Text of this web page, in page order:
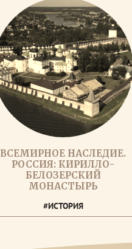
ВСЕМИРНОЕ НАСЛЕДИЕ.
РОССИЯ: КИРИЛЛО-
БЕЛОЗЕРСКИЙ
МОНАСТЫРЬ
#ИСТОРИЯ